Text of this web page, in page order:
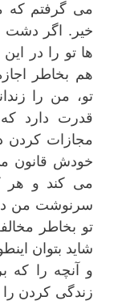
می گرفتم که می
خیر. اگر دشت
ها تو را در این
هم بخاطر
تو، من را
قدرت دارد که
مجازات کردن
خودش قانون
می کند و هر
سرنوشت من
تو بخاطر
شاید بتوان
و آنچه را که
زندگی کردن را